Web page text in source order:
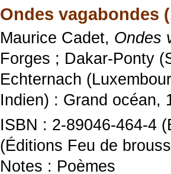
Ondes vagabondes
Maurice Cadet, Ondes
Forges ; Dakar-Ponty
Echternach
Indien) : Grand océan,
ISBN : 2-89046-464-4
(Éditions Feu de
Notes : Poèmes